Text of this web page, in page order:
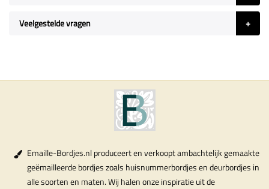
Veelgestelde vragen
Emaille-Bordjes.nl produceert en verkoopt ambachtelijk gemaakte
geëmailleerde bordjes zoals huisnummerbordjes en deurbordjes in
alle soorten en maten. Wij halen onze inspiratie uit de